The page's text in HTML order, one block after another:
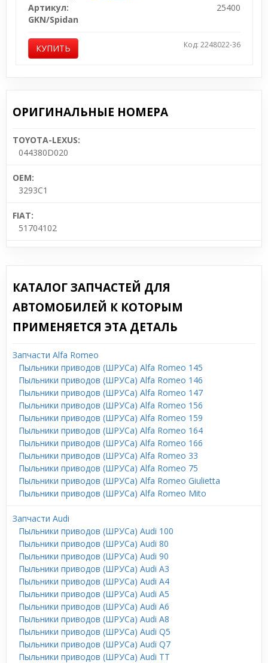
Артикул:
25400
GKN/Spidan
КУПИТЬ Код: 2248022-36
ОРИГИНАЛЬНЫЕ НОМЕРА
TOYOTA-LEXUS:
044380D020
OEM:
3293C1
FIAT:
51704102
КАТАЛОГ ЗАПЧАСТЕЙ ДЛЯ
АВТОМОБИЛЕЙ К КОТОРЫМ
ПРИМЕНЯЕТСЯ ЭТА ДЕТАЛЬ
Запчасти Alfa Romeo
Пыльники приводов (ШРУСа) Alfa Romeo 145
Пыльники приводов (ШРУСа) Alfa Romeo 146
Пыльники приводов (ШРУСа) Alfa Romeo 147
Пыльники приводов (ШРУСа) Alfa Romeo 156
Пыльники приводов (ШРУСа) Alfa Romeo 159
Пыльники приводов (ШРУСа) Alfa Romeo 164
Пыльники приводов (ШРУСа) Alfa Romeo 166
Пыльники приводов (ШРУСа) Alfa Romeo 33
Пыльники приводов (ШРУСа) Alfa Romeo 75
Пыльники приводов (ШРУСа) Alfa Romeo Giulietta
Пыльники приводов (ШРУСа) Alfa Romeo Mito
Запчасти Audi
Пыльники приводов (ШРУСа) Audi 100
Пыльники приводов (ШРУСа) Audi 80
Пыльники приводов (ШРУСа) Audi 90
Пыльники приводов (ШРУСа) Audi A3
Пыльники приводов (ШРУСа) Audi A4
Пыльники приводов (ШРУСа) Audi A5
Пыльники приводов (ШРУСа) Audi A6
Пыльники приводов (ШРУСа) Audi A8
Пыльники приводов (ШРУСа) Audi Q5
Пыльники приводов (ШРУСа) Audi Q7
Пыльники приводов (ШРУСа) Audi TT